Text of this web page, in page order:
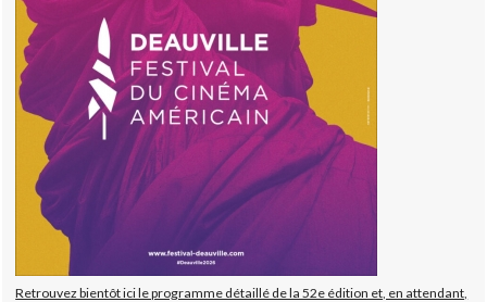
Retrouvez bientôt ici le programme détaillé de la 52e édition et, en attendant,